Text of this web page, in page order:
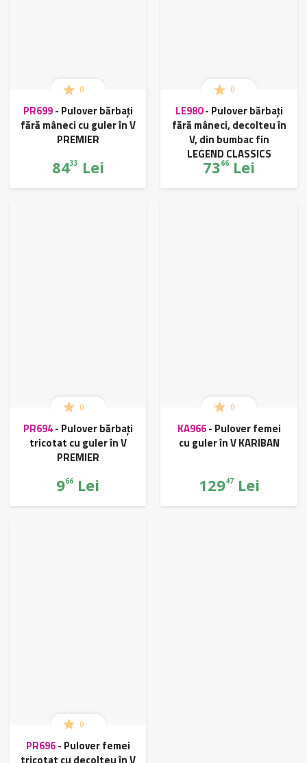
0
PR699- Pulover bărbați
fără mâneci cu guler în V
PREMIER
8433 Lei
0
LE980- Pulover bărbați
fără mâneci, decolteu în
V, din bumbac fin
LEGEND CLASSICS
7366 Lei
0
PR694- Pulover bărbați
tricotat cu guler în V
PREMIER
966 Lei
0
KA966- Pulover femei
cu guler în V KARIBAN
12947Lei
0
PR696- Pulover femei
tricotat cu decolteu în V